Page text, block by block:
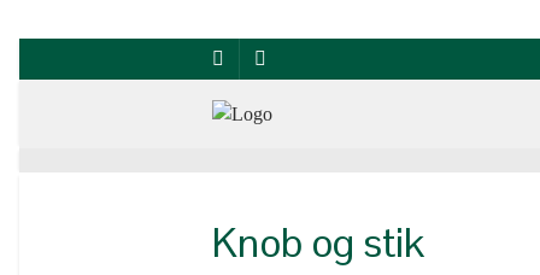
Knob og stik